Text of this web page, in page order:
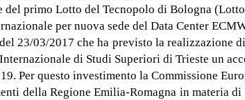
primo Lotto del Tecnopolo di Bologna
per nuova sede del Data Center
23/03/2017 che ha previsto la
di Studi Superiori di Trieste un
Per questo investimento la Commissione
della Regione Emilia-Romagna in